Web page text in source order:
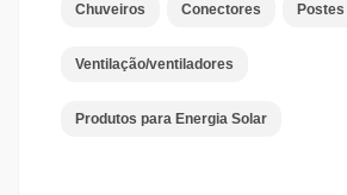
Chuveiros Conectores Postes
Ventilação/ventiladores
Produtos para Energia Solar